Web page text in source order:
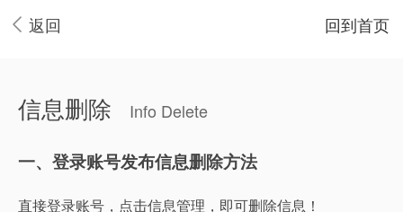
返回 回到首页
信息删除 Info Delete
一、登录账号发布信息删除方法
直接登录账号，点击信息管理，即可删除信息！